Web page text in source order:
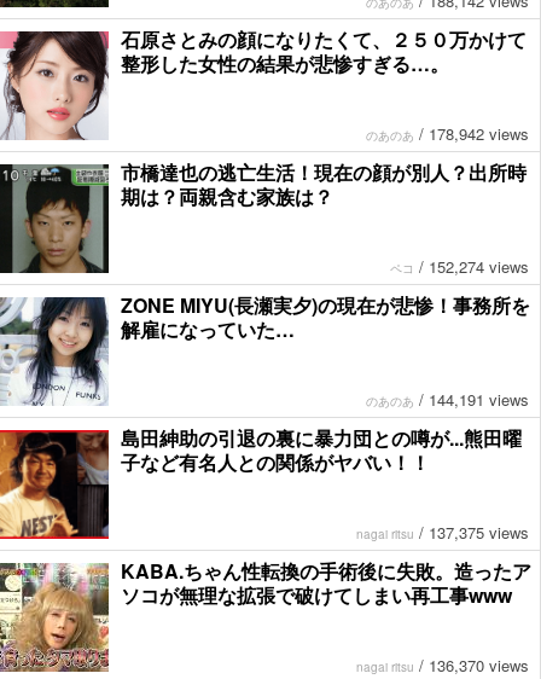
石原さとみの顔になりたくて、２５０万かけて
整形した女性の結果が悲惨すぎる…。
のあのあ / 178,942 views
市橋達也の逃亡生活！現在の顔が別人？出所時
期は？両親含む家族は？
ペコ / 152,274 views
ZONE MIYU(長瀬実夕)の現在が悲惨！事務所を
解雇になっていた…
のあのあ / 144,191 views
島田紳助の引退の裏に暴力団との噂が...熊田曜
子など有名人との関係がヤバい！！
nagai ritsu / 137,375 views
KABA.ちゃん性転換の手術後に失敗。造ったア
ソコが無理な拡張で破けてしまい再工事www
nagai ritsu / 136,370 views